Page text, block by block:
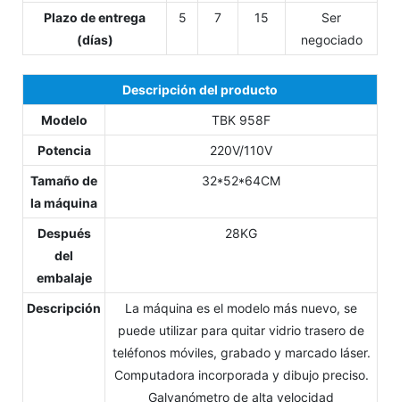
Plazo de entrega
(días)
5 7 15
Ser
negociado
Descripción del producto
Modelo
TBK 958F
Potencia
220V/110V
Tamaño de
la máquina
32*52*64CM
Después
del
embalaje
28KG
Descripción
La máquina es el modelo más nuevo, se
puede utilizar para quitar vidrio trasero de
teléfonos móviles, grabado y marcado láser.
Computadora incorporada y dibujo preciso.
Galvanómetro de alta velocidad